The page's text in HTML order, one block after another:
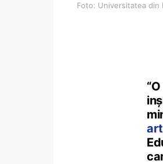
Foto: Universitatea din